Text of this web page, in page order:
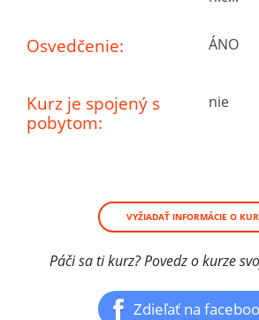
Osvedčenie: ÁNO
Kurz je spojený s
pobytom:
nie
VYŽIADAŤ INFORMÁCIE O
Páči sa ti kurz? Povedz o kurze
Zdieľať na